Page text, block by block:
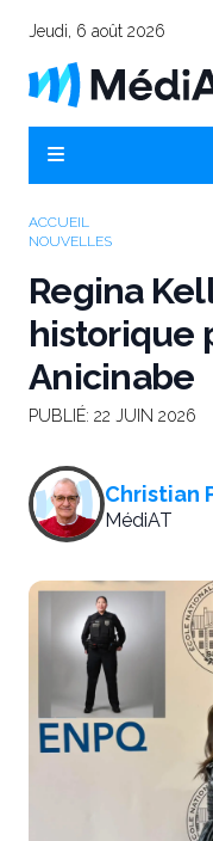
Jeudi, 6 août 2026
ACCUEIL
NOUVELLES
Regina
historique
Anicinabe
PUBLIÉ: 22 JUIN 2026
Christian
MédiAT